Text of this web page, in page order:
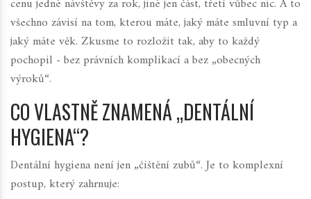
cenu jedné návštěvy za rok, jiné jen část, třetí vůbec nic. A to
všechno závisí na tom, kterou máte, jaký máte smluvní typ a
jaký máte věk. Zkusme to rozložit tak, aby to každý
pochopil - bez právních komplikací a bez „obecných
výroků“.
CO VLASTNĚ ZNAMENÁ „DENTÁLNÍ
HYGIENA“?
Dentální hygiena není jen „čištění zubů“. Je to komplexní
postup, který zahrnuje: